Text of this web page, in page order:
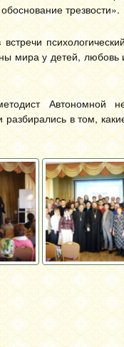
трезвости».
мира у детей, любовь
Автономной
в том,